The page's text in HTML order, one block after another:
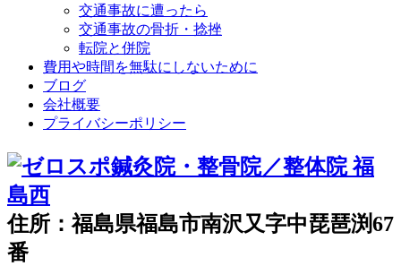
交通事故に遭ったら
交通事故の骨折・捻挫
転院と併院
費用や時間を無駄にしないために
ブログ
会社概要
プライバシーポリシー
住所：福島県福島市南沢又字中琵琶渕67
番